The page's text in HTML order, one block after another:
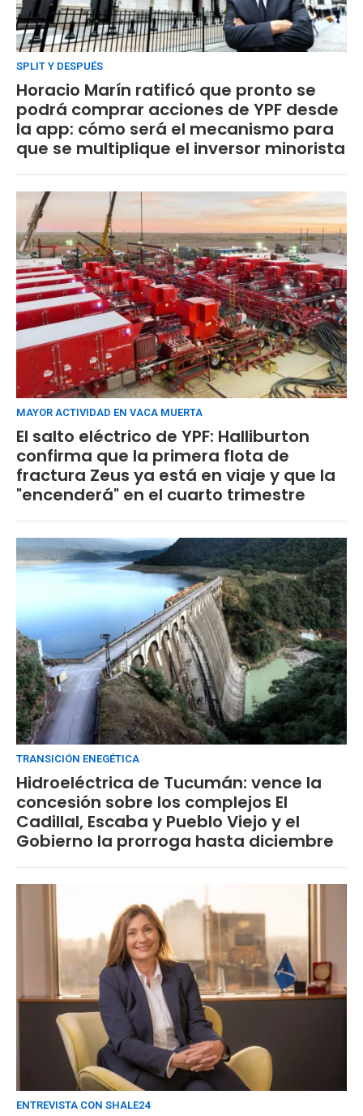
SPLIT Y DESPUÉS
Horacio Marín ratificó que pronto se
podrá comprar acciones de YPF desde
la app: cómo será el mecanismo para
que se multiplique el inversor minorista
MAYOR ACTIVIDAD EN VACA MUERTA
El salto eléctrico de YPF: Halliburton
confirma que la primera flota de
fractura Zeus ya está en viaje y que la
"encenderá" en el cuarto trimestre
TRANSICIÓN ENEGÉTICA
Hidroeléctrica de Tucumán: vence la
concesión sobre los complejos El
Cadillal, Escaba y Pueblo Viejo y el
Gobierno la prorroga hasta diciembre
ENTREVISTA CON SHALE24